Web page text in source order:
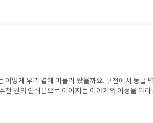
배우고 싶었던 영화 '아무르'는 내게 멀게만 느껴졌
지 않을 수 없게 만들었다. 한 평생 같이 살아 온 소
버렸을 때 나는 어떤 선택을 하게 될까? 선택할 수
랑때문에 어떤 행동을 했을 때 그 것이 잘못이라고
있을까? 사랑은 00라고 단정할 수 없다. 세계의 사
재하는 대단히 내부적인 일이다. 이 지독한 사랑을
에 그 서늘함에 영화를 보고 나서도 한참을 일어나
어떻게 우리 곁에 머물러 왔을까요. 구전에서 동굴
천 권의 인쇄본으로 이어지는 이야기의 여정을 따라
때로는 두려움의 대상이 되기도 했던 이야기가 우
지닌 본질적 가치와 이야기를 누리는 기쁨을 다시
글/유수현 역출판사소원나무 예스24 바로가기 닫